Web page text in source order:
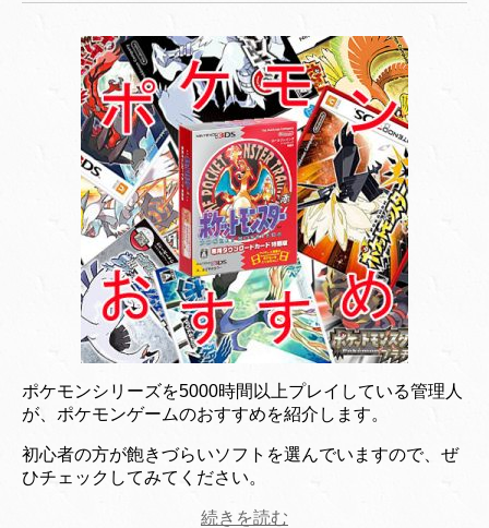
ポケモンシリーズを5000時間以上プレイしている管理人
が、ポケモンゲームのおすすめを紹介します。
初心者の方が飽きづらいソフトを選んでいますので、ぜ
ひチェックしてみてください。
続きを読む